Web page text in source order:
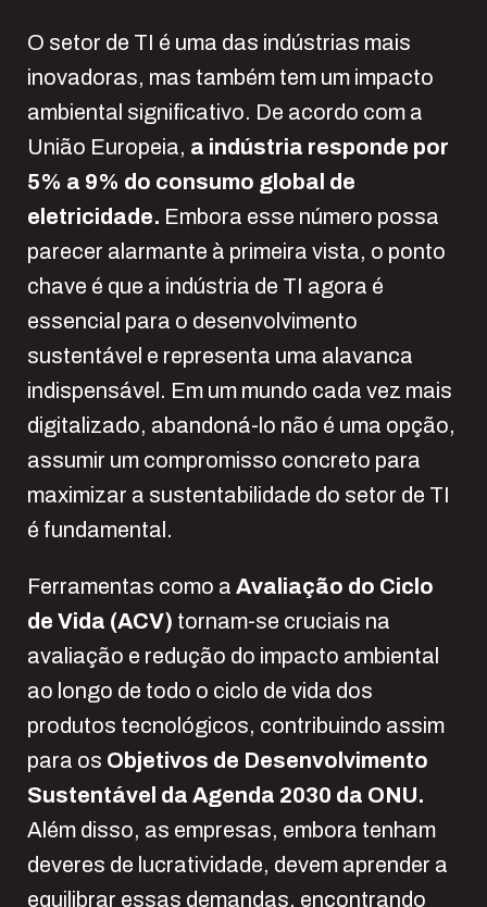
O setor de TI é uma das indústrias mais
inovadoras, mas também tem um impacto
ambiental significativo. De acordo com a
União Europeia, a indústria responde por
5% a 9% do consumo global de
eletricidade. Embora esse número possa
parecer alarmante à primeira vista, o ponto
chave é que a indústria de TI agora é
essencial para o desenvolvimento
sustentável e representa uma alavanca
indispensável. Em um mundo cada vez mais
digitalizado, abandoná-lo não é uma opção,
assumir um compromisso concreto para
maximizar a sustentabilidade do setor de TI
é fundamental.
Ferramentas como a Avaliação do Ciclo
de Vida (ACV) tornam-se cruciais na
avaliação e redução do impacto ambiental
ao longo de todo o ciclo de vida dos
produtos tecnológicos, contribuindo assim
para os Objetivos de Desenvolvimento
Sustentável da Agenda 2030 da ONU.
Além disso, as empresas, embora tenham
deveres de lucratividade, devem aprender a
equilibrar essas demandas, encontrando